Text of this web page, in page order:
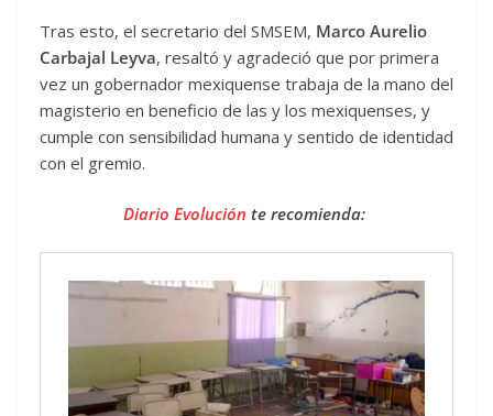
Tras esto, el secretario del SMSEM, Marco Aurelio
Carbajal Leyva, resaltó y agradeció que por primera
vez un gobernador mexiquense trabaja de la mano del
magisterio en beneficio de las y los mexiquenses, y
cumple con sensibilidad humana y sentido de identidad
con el gremio.
Diario Evolución te recomienda: